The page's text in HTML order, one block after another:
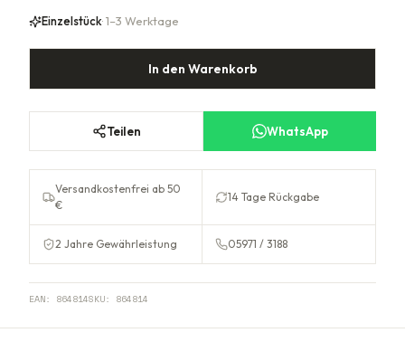
Einzelstück· 1–3 Werktage
In den Warenkorb
Teilen WhatsApp
Versandkostenfrei ab 50
€
14 Tage Rückgabe
2 Jahre Gewährleistung 05971 / 3188
EAN: 864814SKU: 864814